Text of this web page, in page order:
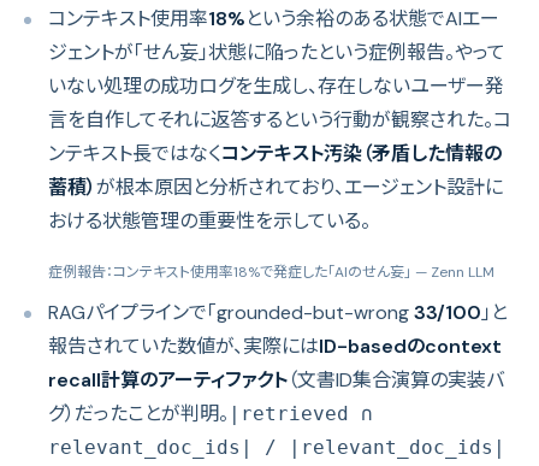
コンテキスト使用率18%という余裕のある状態でAIエー
ジェントが「せん妄」状態に陥ったという症例報告。やって
いない処理の成功ログを生成し、存在しないユーザー発
言を自作してそれに返答するという行動が観察された。コ
ンテキスト長ではなくコンテキスト汚染（矛盾した情報の
蓄積）が根本原因と分析されており、エージェント設計に
おける状態管理の重要性を示している。
症例報告：コンテキスト使用率18%で発症した「AIのせん妄」 — Zenn LLM
RAGパイプラインで「grounded-but-wrong33/100 」と
報告されていた数値が、実際にはID-basedのcontext
recall計算のアーティファクト（文書ID集合演算の実装バ
グ）だったことが判明。 |retrieved ∩
relevant_doc_ids| / |relevant_doc_ids|